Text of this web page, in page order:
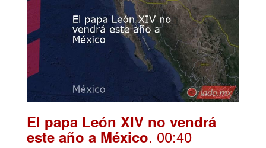
El papa León XIV no vendrá
este año a México. 00:40